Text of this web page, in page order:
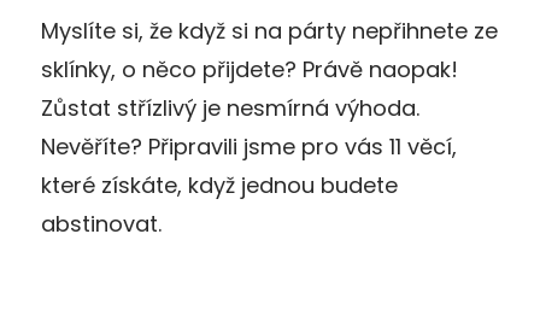
Myslíte si, že když si na párty nepřihnete ze
sklínky, o něco přijdete? Právě naopak!
Zůstat střízlivý je nesmírná výhoda.
Nevěříte? Připravili jsme pro vás 11 věcí,
které získáte, když jednou budete
abstinovat.